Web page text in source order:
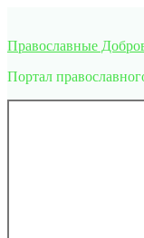
содержимому
Православные
Портал